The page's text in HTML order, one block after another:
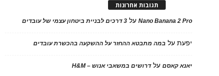
תגובות אחרונות
Nano Banana 2 Proעל 3 דרכים לבניית ביטחון עצמי של עובדים
יפעתעל במה מתבטא ההחזר על ההשקעה בהכשרת עובדים
יאנא קאסםעלדרושים במשאבי אנוש – H&M